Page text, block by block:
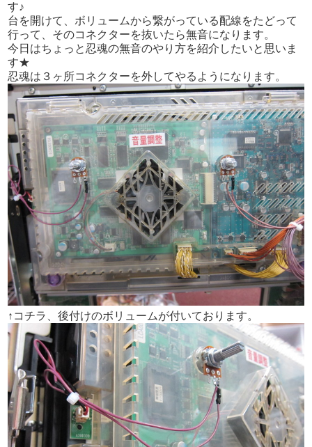
す♪
台を開けて、ボリュームから繋がっている配線をたどって
行って、そのコネクターを抜いたら無音になります。
今日はちょっと忍魂の無音のやり方を紹介したいと思いま
す★
忍魂は３ヶ所コネクターを外してやるようになります。
↑コチラ、後付けのボリュームが付いております。